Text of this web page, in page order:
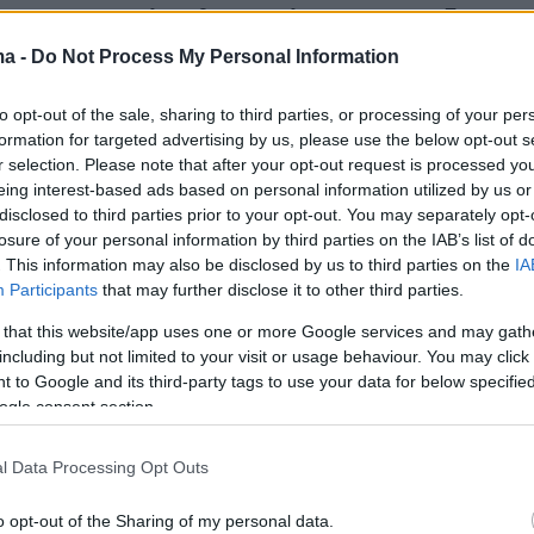
- Do Not Process My Personal Information
opt-out of the sale, sharing to third parties, or processing of your
for targeted advertising by us, please use the below opt-out
selection. Please note that after your opt-out request is processed
interest-based ads based on personal information utilized by us
to third parties prior to your opt-out. You may separately
of your personal information by third parties on the IAB’s list of
This information may also be disclosed by us to third parties on the
Participants that may further disclose it to other third parties.
that this website/app uses one or more Google services and may
but not limited to your visit or usage behaviour. You may
to Google and its third-party tags to use your data for below
consent section.
Data Processing Opt Outs
opt-out of the Sharing of my personal data.
που αποκαλύφθηκαν όλα, με μόνη εξαίρεση
του Μπέβερλι Χιλς, όπως αρνείται επίμονα
τα ακίνητα στην Αμερική. Σύμφωνα όμως
έχει κατατεθεί στις αρμόδιες ελεγκτικές
πλευρά του Γιάννη Τράγκα, το οποίο
για πρώτη φορά, η δικηγόρος της Μαρίας
Κούβελα, επιβεβαιώνει ότι η χήρα του
είναι διευθύντρια της συγκεκριμένης